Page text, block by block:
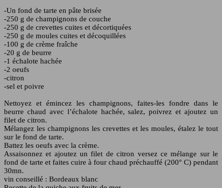
-Un fond de tarte en pâte brisée
-250 g de champignons de couche
-250 g de crevettes cuites et décortiquées
-250 g de moules cuites et décoquillées
-100 g de crème fraîche
-20 g de beurre
-1 échalote hachée
-2 oeufs
-citron
-sel et poivre
Nettoyez et émincez les champignons, faites-les fondre dans le
beurre chaud avec l’échalote hachée, salez, poivrez et ajoutez un
filet de citron.
Mélangez les champignons les crevettes et les moules, étalez le tout
sur le fond de tarte.
Battez les oeufs avec la crème.
Assaisonnez et ajoutez un filet de citron versez ce mélange sur le
fond de tarte et faites cuire à four chaud préchauffé (200° C) pendant
30mn.
vin conseillé : Bordeaux blanc